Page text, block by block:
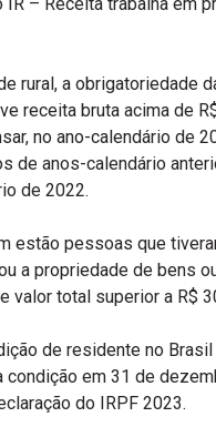
rural, a obrigatoriedade
receita bruta acima de
no ano-calendário de
de anos-calendário
de 2022.
estão pessoas que
a propriedade de bens
valor total superior a R$
de residente no
condição em 31 de
do IRPF 2023.